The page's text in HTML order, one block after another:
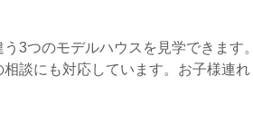
3つのモデルハウスを見学できます。
談にも対応しています。お子様連れ